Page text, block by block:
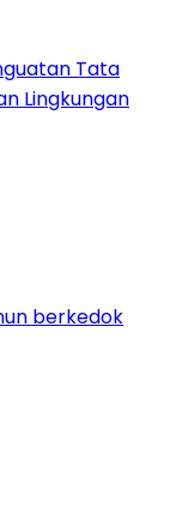
Tata
Lingkungan
berkedok